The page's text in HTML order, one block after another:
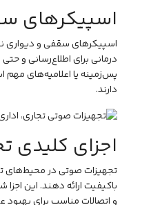
اسپیکرهای
اسپیکرهای سقفی و دیواری
درمانی برای اطلاع‌رسانی و
پس‌زمینه یا اعلامیه‌های مهم
دارند.
اجزای کلیدی
تجهیزات صوتی در محیط‌های
باکیفیت ارائه دهند. این اجزا
و اتصالات مناسب برای